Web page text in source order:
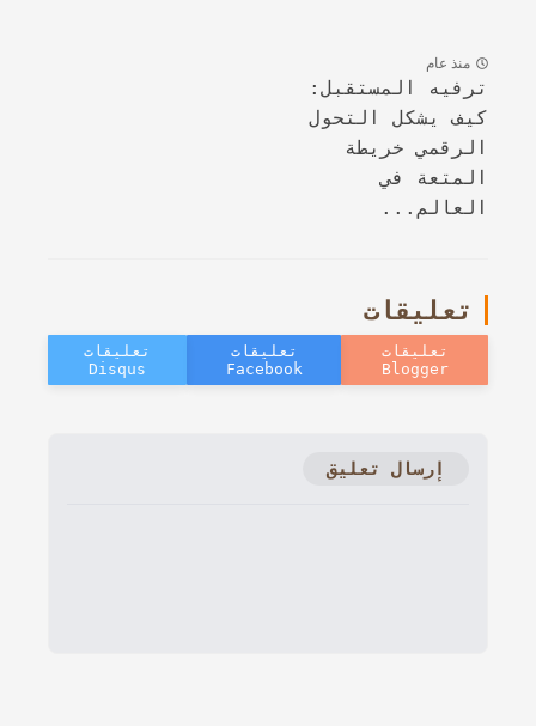
منذ عام
ترفيه المستقبل:
كيف يشكل التحول
الرقمي خريطة
المتعة في
العالم...
تعليقات
إرسال تعليق